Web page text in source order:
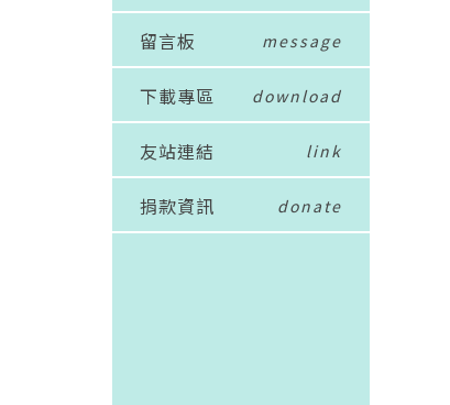
留言板 message
下載專區 download
友站連結 link
捐款資訊 donate